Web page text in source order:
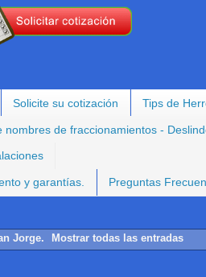
Solicite su cotización Tips de
nombres de fraccionamientos -
y garantías. Preguntas
Jorge. Mostrar todas las entradas